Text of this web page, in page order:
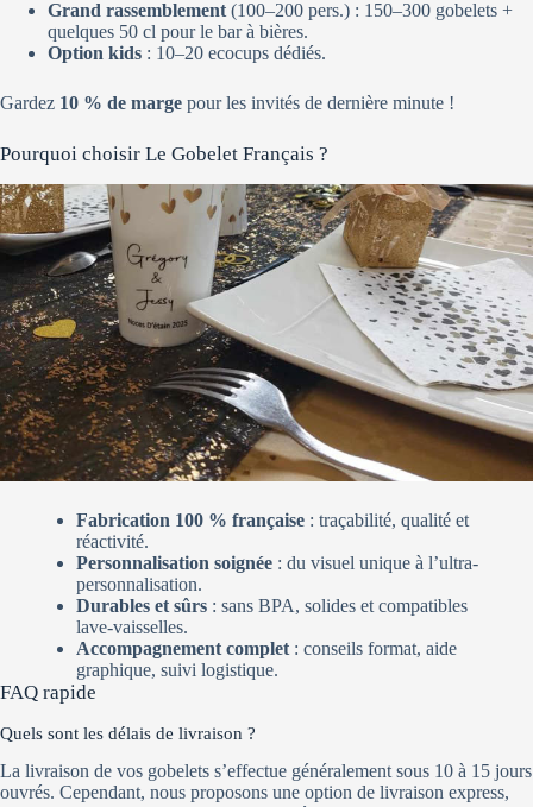
Grand rassemblement (100–200 pers.) : 150–300 gobelets +
quelques 50 cl pour le bar à bières.
Option kids : 10–20 ecocups dédiés.
Gardez 10 % de marge pour les invités de dernière minute !
Pourquoi choisir Le Gobelet Français ?
Fabrication 100 % française : traçabilité, qualité et
réactivité.
Personnalisation soignée : du visuel unique à l’ultra-
personnalisation.
Durables et sûrs : sans BPA, solides et compatibles
lave-vaisselles.
Accompagnement complet: conseils format, aide
graphique, suivi logistique.
FAQ rapide
Quels sont les délais de livraison ?
La livraison de vos gobelets s’effectue généralement sous 10 à 15 jours
ouvrés. Cependant, nous proposons une option de livraison express,